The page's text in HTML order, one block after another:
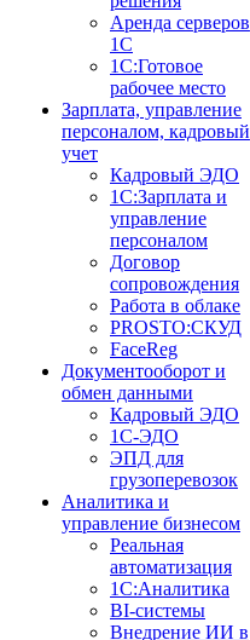
Аренда серверов
1С
1C:Готовое
рабочее место
Зарплата, управление
персоналом, кадровый
учет
Кадровый ЭДО
1С:Зарплата и
управление
персоналом
Договор
сопровождения
Работа в облаке
PROSTO:СКУД
FaceReg
Документооборот и
обмен данными
Кадровый ЭДО
1С-ЭДО
ЭПД для
грузоперевозок
Аналитика и
управление бизнесом
Реальная
автоматизация
1С:Аналитика
BI-системы
Внедрение ИИ в